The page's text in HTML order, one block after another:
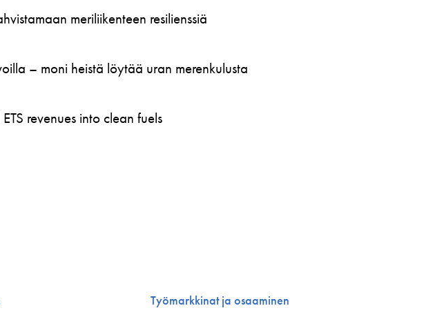
meriliikenteen resilienssiä
– moni heistä löytää uran merenkulusta
revenues into clean fuels
Työmarkkinat ja osaaminen